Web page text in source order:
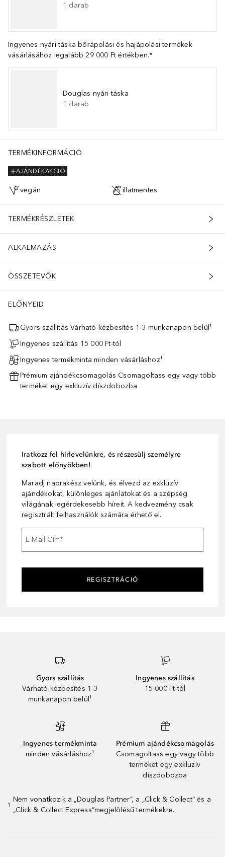
1 darab
Ingyenes nyári táska bőrápolási és hajápolási termékek
vásárlásához legalább 29 000 Ft értékben.*
Douglas nyári táska
1 darab
TERMÉKINFORMÁCIÓ
AJÁNDÉKAKCIÓ
vegán illatmentes
TERMÉKRÉSZLETEK
ALKALMAZÁS
ÖSSZETEVŐK
ELŐNYEID
Gyors szállítás Várható kézbesítés 1-3 munkanapon belül¹
Ingyenes szállítás 15 000 Ft-tól
Ingyenes termékminta minden vásárláshoz¹
Prémium ajándékcsomagolás Csomagoltass egy vagy több
terméket egy exkluzív díszdobozba
Iratkozz fel hírlevelünkre, és részesülj személyre
szabott előnyökben!
Maradj naprakész velünk, és élvezd az exkluzív
ajándékokat, különleges ajánlatokat és a szépség
világának legérdekesebb híreit. A kedvezmény csak
regisztrált felhasználók számára érhető el.
E-Mail Cím*
REGISZTRÁCIÓ
Gyors szállítás
Várható kézbesítés 1-3
munkanapon belül¹
Ingyenes szállítás
15 000 Ft-tól
Ingyenes termékminta
minden vásárláshoz¹
Prémium ajándékcsomagolás
Csomagoltass egy vagy több
terméket egy exkluzív
díszdobozba
1
Nem vonatkozik a „Douglas Partner”, a „Click & Collect” és a
„Click & Collect Express”megjelölésű termékekre.